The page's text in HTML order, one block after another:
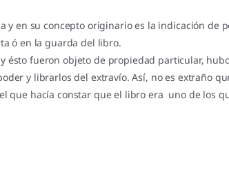
y en su concepto originario es la indicación
ó en la guarda del libro.
ésto fueron objeto de propiedad particular,
y librarlos del extravío. Así, no es extraño
que hacía constar que el libro era uno de los